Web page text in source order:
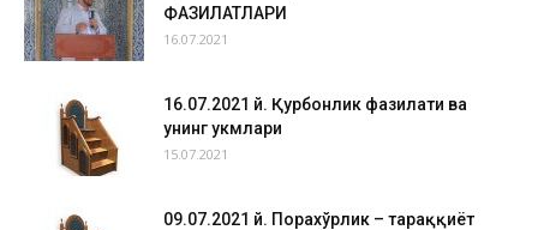
ФАЗИЛАТЛАРИ
16.07.2021
16.07.2021 й. Қурбонлик фазилати ва
унинг ҳукмлари
15.07.2021
09.07.2021 й. Порахўрлик – тараққиёт